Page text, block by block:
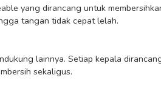
yang dirancang untuk
tangan tidak cepat lelah.
sekaligus.